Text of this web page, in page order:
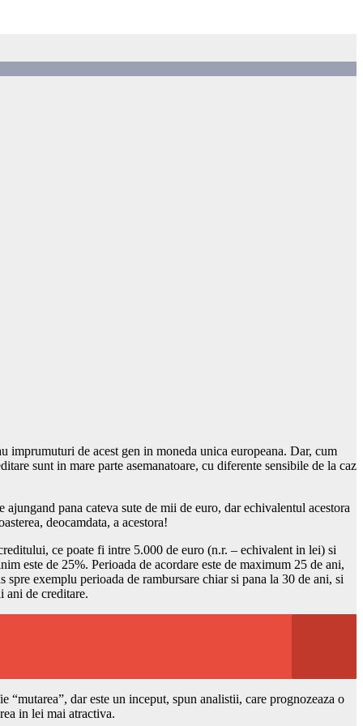
imprumuturi de acest gen in moneda unica europeana. Dar, cum
sunt in mare parte asemanatoare, cu diferente sensibile de la caz
pana cateva sute de mii de euro, dar echivalentul acestora
deocamdata, a acestora!
ce poate fi intre 5.000 de euro (n.r. – echivalent in lei) si
este de 25%. Perioada de acordare este de maximum 25 de ani,
exemplu perioada de rambursare chiar si pana la 30 de ani, si
ani de creditare.
dar este un inceput, spun analistii, care prognozeaza o
in lei mai atractiva.